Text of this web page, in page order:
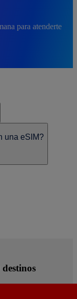
para atenderte
una eSIM?